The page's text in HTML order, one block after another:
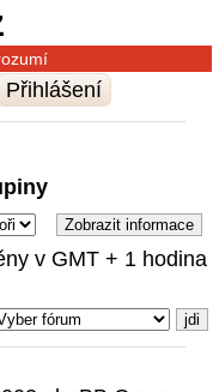
Přihlášení
v GMT + 1 hodina